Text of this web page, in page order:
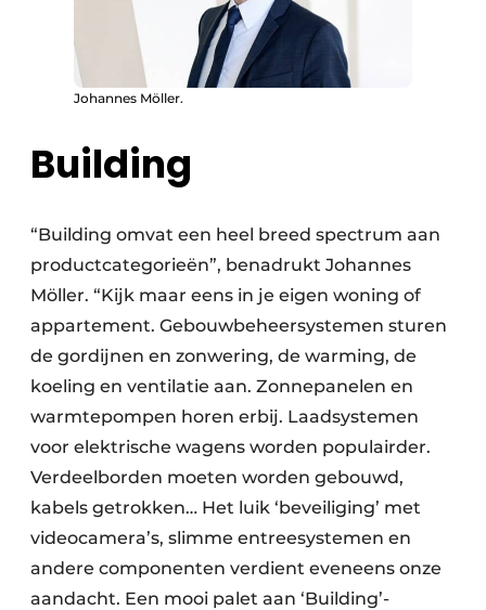
Johannes Möller.
Building
“Building omvat een heel breed spectrum aan
productcategorieën”, benadrukt Johannes
Möller. “Kijk maar eens in je eigen woning of
appartement. Gebouwbeheersystemen sturen
de gordijnen en zonwering, de warming, de
koeling en ventilatie aan. Zonnepanelen en
warmtepompen horen erbij. Laadsystemen
voor elektrische wagens worden populairder.
Verdeelborden moeten worden gebouwd,
kabels getrokken… Het luik ‘beveiliging’ met
videocamera’s, slimme entreesystemen en
andere componenten verdient eveneens onze
aandacht. Een mooi palet aan ‘Building’-